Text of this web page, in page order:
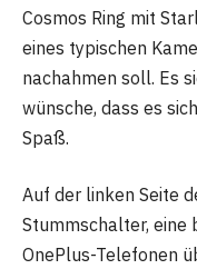
Cosmos Ring mit
eines typischen
nachahmen soll. Es
wünsche, dass es
Spaß.
Auf der linken Seite
Stummschalter, eine
OnePlus-Telefonen